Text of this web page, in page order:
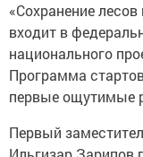
«Сохранение
входит в
национального
Программа
первые ощутимые
Первый